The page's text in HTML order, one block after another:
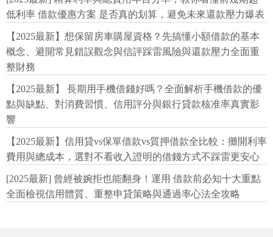
低利率 借款優惠方案 是否真的划算，避免未來還款壓力爆表
【2025最新】想保留房車購屋資格？先搞懂小額借款的基本
概念、避開常見錯誤觀念與信評踩雷風險與還款壓力全面重
整財務
【2025最新】 長期用手機借錢好嗎？全面解析手機借款的優
點與缺點、對消費習慣、信用評分與銀行貸款核准率真實影
響
【2025最新】信用貸vs保單借款vs質押借款全比較：攤開利率
費用與總成本，選對不看收入證明的借錢方式不踩雷更安心
[2025最新] 曾經被婉拒也能翻身！運用 借款前必知十大重點
全面檢視信用體質、重整申貸策略與通過率心法全攻略